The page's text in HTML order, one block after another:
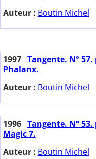
Auteur : Boutin Michel
1997 Tangente. N° 57.
Phalanx.
Auteur : Boutin Michel
1996 Tangente. N° 53.
Magic 7.
Auteur : Boutin Michel